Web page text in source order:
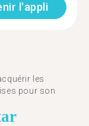
l'appli
les
pour son